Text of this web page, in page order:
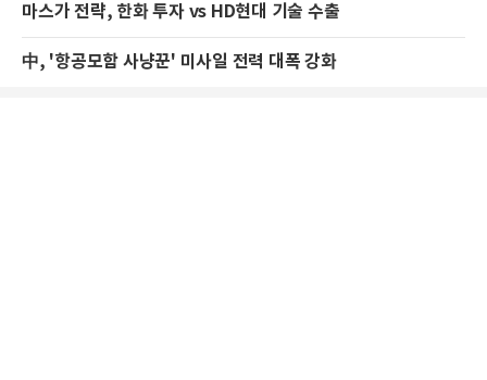
마스가 전략, 한화 투자 vs HD현대 기술 수출
中, '항공모함 사냥꾼' 미사일 전력 대폭 강화